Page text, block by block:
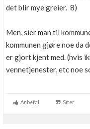
Kom i gang med
Boligmappa+
Få mer ut av Boligmappa
det blir mye greier. 8)
Men, sier man til
kommunen gjøre noe da
er gjort kjent med. (hvis
vennetjenester, etc noe
Anbefal Siter